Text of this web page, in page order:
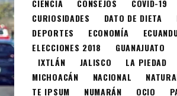
CIENCIA
CONSEJOS COVID-19
CURIOSIDADES
DATO DE DIETA
DEPORTES
ECONOMÍA
ELECCIONES 2018
GUANAJUATO
IXTLÁN
JALISCO LA PIEDAD
MICHOACÁN
NACIONAL
TE IPSUM
NUMARÁN OCIO